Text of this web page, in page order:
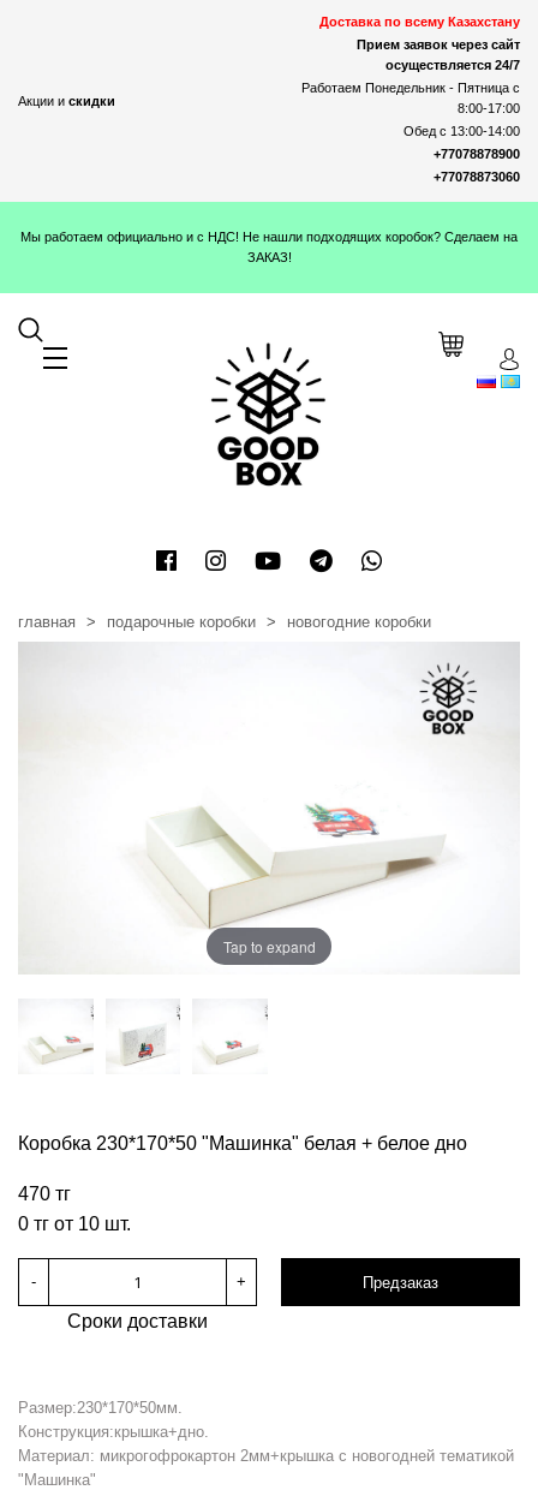
Акции и скидки
Доставка по всему Казахстану
Прием заявок через сайт
осуществляется 24/7
Работаем Понедельник - Пятница с
8:00-17:00
Обед с 13:00-14:00
+77078878900
+77078873060
Мы работаем официально и с НДС! Не нашли подходящих коробок? Сделаем на
ЗАКАЗ!
главная подарочные коробки новогодние коробки
Tap to expand
Коробка 230*170*50 "Машинка" белая + белое дно
470 тг
0 тг от 10 шт.
- + Предзаказ
Сроки доставки
Размер:230*170*50мм.
Конструкция:крышка+дно.
Материал: микрогофрокартон 2мм+крышка с новогодней тематикой
"Машинка"